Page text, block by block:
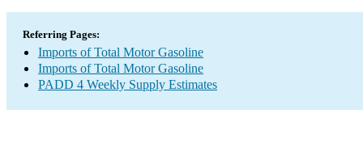
Referring Pages:
Imports of Total Motor Gasoline
Imports of Total Motor Gasoline
PADD 4 Weekly Supply Estimates